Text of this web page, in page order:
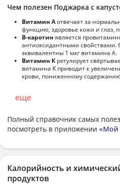
Чем полезен Поджарка с
Витамин Аотвечает за
функцию, здоровье кожи и глаз,
В-каротин является
антиоксидантными свойствами.
эквивалентны 1 мкг витамина А.
Витамин К регулирует
витамина К приводит к
крови, пониженному
еще
Полный справочник самых
посмотреть в приложении «Мой
Калорийность и
продуктов